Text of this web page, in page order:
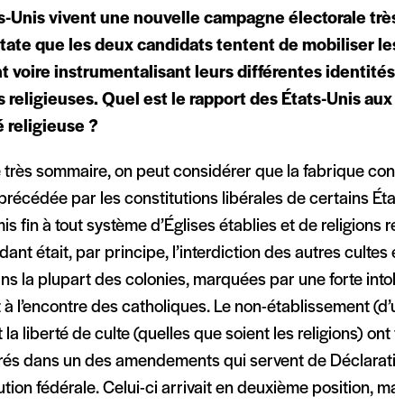
Unis vivent une nouvelle campagne électorale
que les deux candidats tentent de mobiliser
voire instrumentalisant leurs différentes
religieuses. Quel est le rapport des États-Unis
religieuse ?
très sommaire, on peut considérer que la fabrique
par les constitutions libérales de certains
fin à tout système d’Églises établies et de religions
était, par principe, l’interdiction des autres cultes
la plupart des colonies, marquées par une forte
l’encontre des catholiques. Le non-établissement
liberté de culte (quelles que soient les religions)
dans un des amendements qui servent de
fédérale. Celui-ci arrivait en deuxième position,